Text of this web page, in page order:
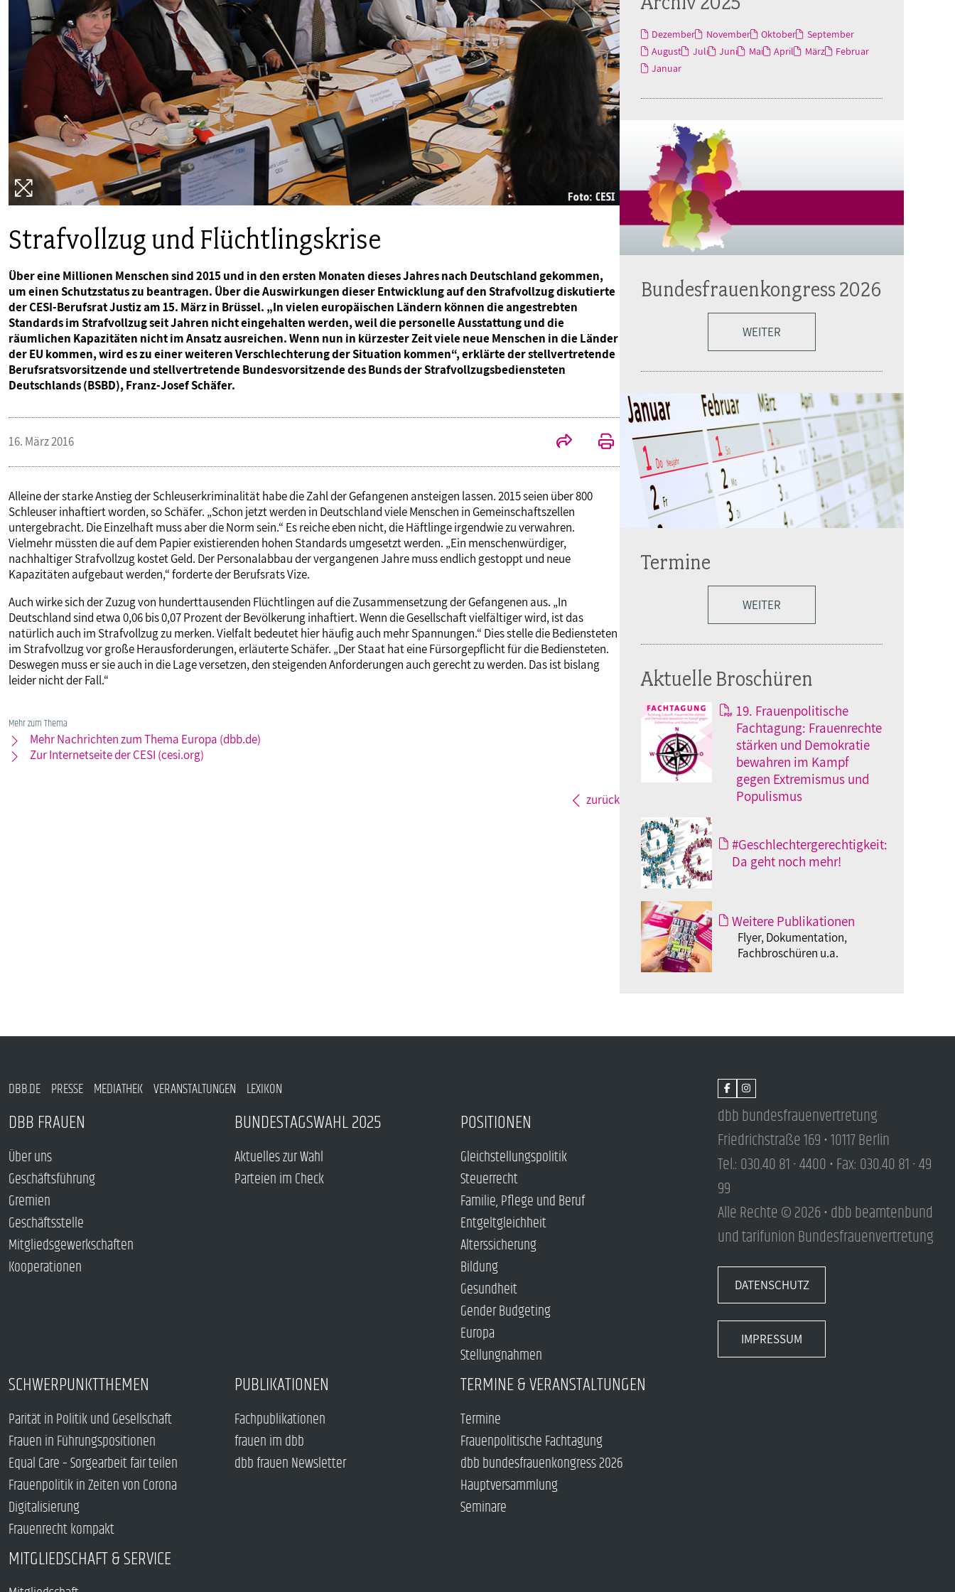
Mitgliedsgewerkschaften
Kooperationen
Alterssicherung
Bildung
Gesundheit
Gender Budgeting
Europa
Digitalisierung
Frauenrecht kompakt
PUBLIKATIONEN
TERMINE & VERANSTALTUNGEN
Seminare
MITGLIEDSCHAFT & SERVICE
Akademie
Verlag
Strafvollzug und Flüchtlingskrise
Über eine Millionen Menschen sind 2015 und in den ersten Monaten dieses Jahres nach Deutschland gekommen,
um einen Schutzstatus zu beantragen. Über die Auswirkungen dieser Entwicklung auf den Strafvollzug diskutierte
der CESI-Berufsrat Justiz am 15. März in Brüssel. „In vielen europäischen Ländern können die angestrebten
Standards im Strafvollzug seit Jahren nicht eingehalten werden, weil die personelle Ausstattung und die
räumlichen Kapazitäten nicht im Ansatz ausreichen. Wenn nun in kürzester Zeit viele neue Menschen in die Länder
der EU kommen, wird es zu einer weiteren Verschlechterung der Situation kommen“, erklärte der stellvertretende
Berufsratsvorsitzende und stellvertretende Bundesvorsitzende des Bunds der Strafvollzugsbediensteten
Deutschlands (BSBD), Franz-Josef Schäfer.
16. März 2016
Alleine der starke Anstieg der Schleuserkriminalität habe die Zahl der Gefangenen ansteigen lassen. 2015 seien über 800
Schleuser inhaftiert worden, so Schäfer. „Schon jetzt werden in Deutschland viele Menschen in Gemeinschaftszellen
untergebracht. Die Einzelhaft muss aber die Norm sein.“ Es reiche eben nicht, die Häftlinge irgendwie zu verwahren.
Vielmehr müssten die auf dem Papier existierenden hohen Standards umgesetzt werden. „Ein menschenwürdiger,
nachhaltiger Strafvollzug kostet Geld. Der Personalabbau der vergangenen Jahre muss endlich gestoppt und neue
Kapazitäten aufgebaut werden,“ forderte der Berufsrats Vize.
Auch wirke sich der Zuzug von hunderttausenden Flüchtlingen auf die Zusammensetzung der Gefangenen aus. „In
Deutschland sind etwa 0,06 bis 0,07 Prozent der Bevölkerung inhaftiert. Wenn die Gesellschaft vielfältiger wird, ist das
natürlich auch im Strafvollzug zu merken. Vielfalt bedeutet hier häufig auch mehr Spannungen.“ Dies stelle die Bediensteten
im Strafvollzug vor große Herausforderungen, erläuterte Schäfer. „Der Staat hat eine Fürsorgepflicht für die Bediensteten.
Deswegen muss er sie auch in die Lage versetzen, den steigenden Anforderungen auch gerecht zu werden. Das ist bislang
leider nicht der Fall.“
Mehr zum Thema
Mehr Nachrichten zum Thema Europa (dbb.de)
Zur Internetseite der CESI (cesi.org)
zurück
Dezember November Oktober
September
August
Juli Juni Mai April März
Februar
Januar
Bundesfrauenkongress 2026
WEITER
Termine
WEITER
Aktuelle Broschüren
19. Frauenpolitische
Fachtagung: Frauenrechte
stärken und Demokratie
bewahren im Kampf
gegen Extremismus und
Populismus
#Geschlechtergerechtigkeit:
Da geht noch mehr!
Weitere Publikationen
Flyer, Dokumentation,
Fachbroschüren u.a.
DBB.DE PRESSE MEDIATHEK VERANSTALTUNGEN LEXIKON
DBB FRAUEN
Über uns
Geschäftsführung
Gremien
Geschäftsstelle
Mitgliedsgewerkschaften
Kooperationen
BUNDESTAGSWAHL 2025
Aktuelles zur Wahl
Parteien im Check
POSITIONEN
Gleichstellungspolitik
Steuerrecht
Familie, Pflege und Beruf
Entgeltgleichheit
Alterssicherung
Bildung
Gesundheit
Gender Budgeting
Europa
Stellungnahmen
SCHWERPUNKTTHEMEN
Parität in Politik und Gesellschaft
Frauen in Führungspositionen
Equal Care – Sorgearbeit fair teilen
Frauenpolitik in Zeiten von Corona
Digitalisierung
Frauenrecht kompakt
PUBLIKATIONEN
Fachpublikationen
frauen im dbb
dbb frauen Newsletter
TERMINE & VERANSTALTUNGEN
Termine
Frauenpolitische Fachtagung
dbb bundesfrauenkongress 2026
Hauptversammlung
Seminare
MITGLIEDSCHAFT & SERVICE
dbb bundesfrauenvertretung
Friedrichstraße 169 • 10117 Berlin
Tel.: 030.40 81 - 4400 • Fax: 030.40 81 - 49
99
Alle Rechte © 2026 • dbb beamtenbund
und tarifunion Bundesfrauenvertretung
DATENSCHUTZ
IMPRESSUM